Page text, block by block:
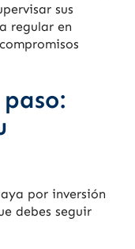
sus
regular en
por inversión
debes seguir